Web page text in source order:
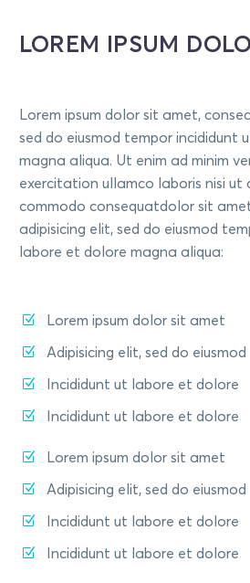
LOREM IPSUM
Lorem ipsum dolor sit amet,
sed do eiusmod tempor incididunt
magna aliqua. Ut enim ad minim
exercitation ullamco laboris nisi ut
commodo consequatdolor sit
adipisicing elit, sed do eiusmod
labore et dolore magna aliqua:
Lorem ipsum dolor sit amet
Adipisicing elit, sed do eiusmod
Incididunt ut labore et dolore
Incididunt ut labore et dolore
Lorem ipsum dolor sit amet
Adipisicing elit, sed do eiusmod
Incididunt ut labore et dolore
Incididunt ut labore et dolore